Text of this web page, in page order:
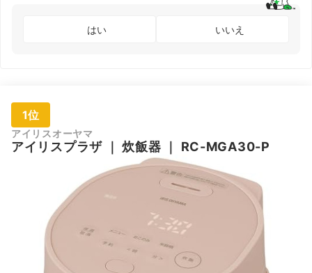
はい いいえ
1位
アイリスオーヤマ
アイリスプラザ ｜炊飯器 RC-MGA30-P